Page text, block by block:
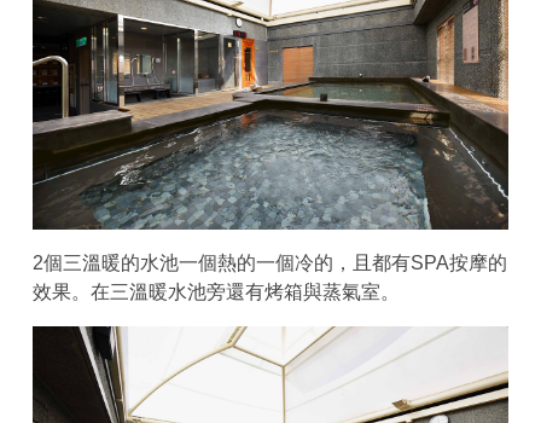
2個三溫暖的水池一個熱的一個冷的，且都有SPA按摩的
效果。在三溫暖水池旁還有烤箱與蒸氣室。